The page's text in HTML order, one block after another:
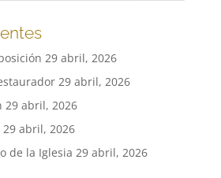
29 abril, 2026
29 abril, 2026
29 abril, 2026
29 abril, 2026
de la Iglesia 29 abril, 2026